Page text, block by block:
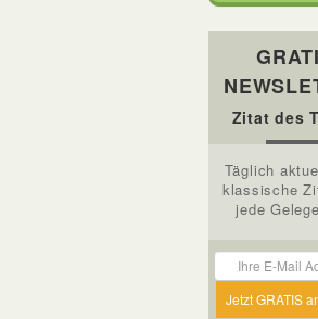
Zitat des
Täglich
klassische
jede